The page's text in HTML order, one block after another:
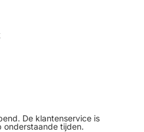
De klantenservice is
onderstaande tijden.